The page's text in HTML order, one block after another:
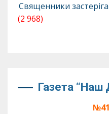
Священники
(2 968)
Газета “Наш